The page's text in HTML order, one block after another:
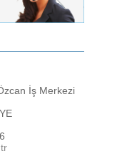
İş Merkezi